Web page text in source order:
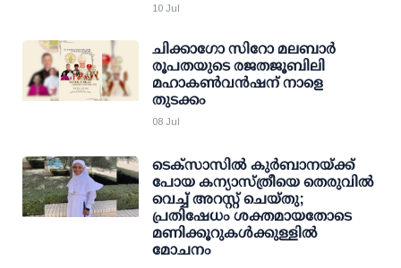
10 Jul
ചിക്കാഗോ സിറോ മലബാർ
രൂപതയുടെ രജതജൂബിലി
മഹാകൺവൻഷന് നാളെ
തുടക്കം
08 Jul
ടെക്സാസിൽ കുർബാനയ്ക്ക്
പോയ കന്യാസ്ത്രീയെ തെരുവിൽ
വെച്ച് അറസ്റ്റ് ചെയ്തു;
പ്രതിഷേധം ശക്തമായതോടെ
മണിക്കൂറുകൾക്കുള്ളിൽ
മോചനം